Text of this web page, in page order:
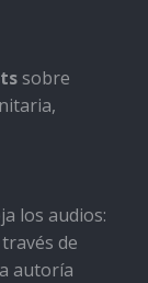
sobre
los audios:
de
autoría